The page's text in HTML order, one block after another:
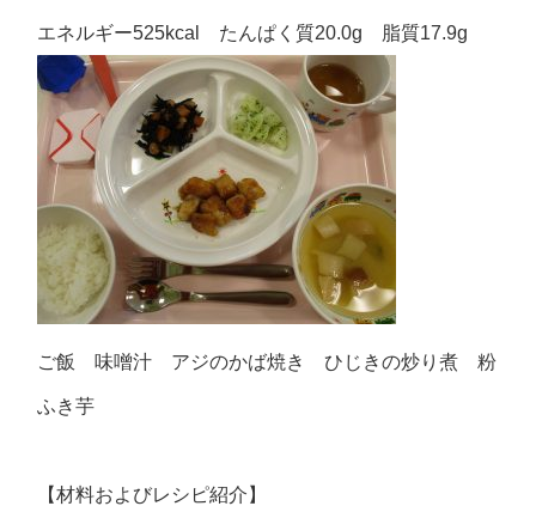
エネルギー525kcal たんぱく質20.0g 脂質17.9g
ご飯 味噌汁 アジのかば焼き ひじきの炒り煮 粉
ふき芋
【材料およびレシピ紹介】